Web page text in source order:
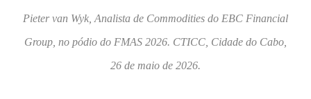
Pieter van Wyk, Analista de Commodities do EBC Financial
Group, no pódio do FMAS 2026. CTICC, Cidade do Cabo,
26 de maio de 2026.